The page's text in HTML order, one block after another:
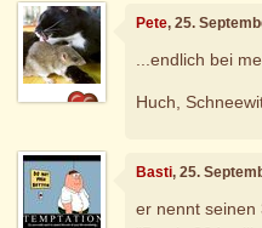
Pete, 25.
...endlich bei
Huch,
Basti, 25.
er nennt seinen